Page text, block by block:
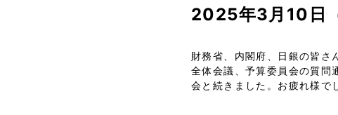
2025年3月10日
財務省、内閣府、日銀の皆さ
全体会議、予算委員会の質問
会と続きました。お疲れ様で